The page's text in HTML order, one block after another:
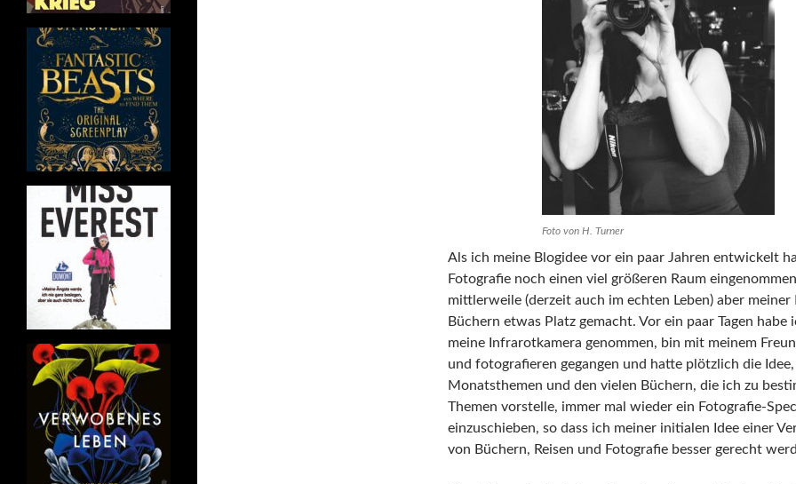
Foto von H. Turner
Als ich meine Blogidee vor ein paar Jahren entwickelt
Fotografie noch einen viel größeren Raum
mittlerweile (derzeit auch im echten Leben) aber meiner
Büchern etwas Platz gemacht. Vor ein paar Tagen habe
meine Infrarotkamera genommen, bin mit meinem
und fotografieren gegangen und hatte plötzlich die Idee,
Monatsthemen und den vielen Büchern, die ich zu
Themen vorstelle, immer mal wieder ein Fotografie-
einzuschieben, so dass ich meiner initialen Idee einer
von Büchern, Reisen und Fotografie besser gerecht